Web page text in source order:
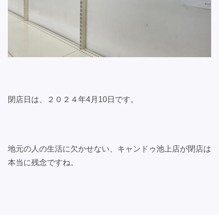
閉店日は、２０２４年4月10日です。
地元の人の生活に欠かせない、キャンドゥ池上店が閉店は
本当に残念ですね。